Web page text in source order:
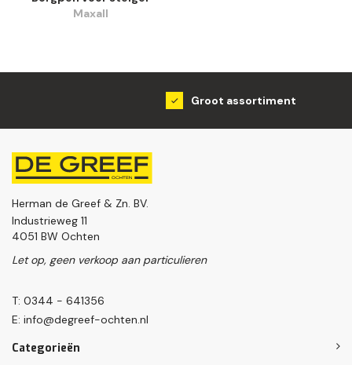
Maxall
Groot assortiment
Herman de Greef & Zn. BV.
Industrieweg 11
4051 BW Ochten
Let op, geen verkoop aan particulieren
T: 0344 - 641356
E: info@degreef-ochten.nl
Categorieën